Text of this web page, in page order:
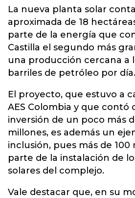
La nueva planta solar
aproximada de 18
parte de la energía que
Castilla el segundo más
una producción cercana a
barriles de petróleo por día.
El proyecto, que estuvo a
AES Colombia y que contó
inversión de un poco más
millones, es además un
inclusión, pues más de
parte de la instalación de
solares del complejo.
Vale destacar que, en su